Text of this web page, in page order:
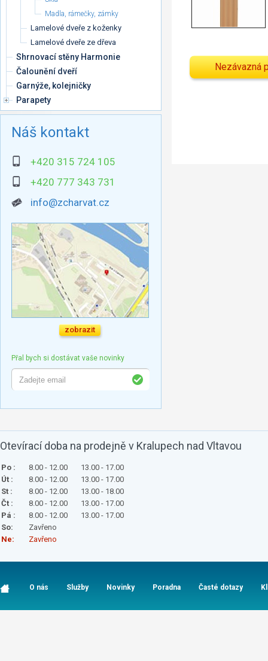
Madla, rámečky, zámky
Lamelové dveře z koženky
Lamelové dveře ze dřeva
Shrnovací stěny Harmonie
Čalounění dveří
Garnýže, kolejničky
Parapety
Náš kontakt
+420 315 724 105
+420 777 343 731
info@zcharvat.cz
zobrazit
Přal bych si dostávat vaše novinky
Nezávazná
Otevírací doba na prodejně v Kralupech nad Vltavou
Po : 8.00 - 12.00
13.00 - 17.00
Út :
8.00 - 12.00
13.00 - 17.00
St :
8.00 - 12.00
13.00 - 18.00
Čt :
8.00 - 12.00
13.00 - 17.00
Pá :
8.00 - 12.00
13.00 - 17.00
So:
Zavřeno
Ne:
Zavřeno
O nás Služby Novinky Poradna Časté dotazy